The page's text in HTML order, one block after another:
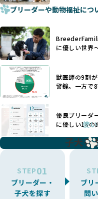
一部の営利優先のブリー
えずに大量繁殖が行われ
が見られます。さらに、
たり、栄養のない食事を
いなど、ワンちゃんの健
くありません。
また、健康リスクが予測
が行き届かない多頭飼育
ング手法は、ワンちゃん
るブリーダーによるもの
題となっています。
BreederFamiliesでは、こ
リーディングをなくすた
うに大切に飼育・繁殖を
BreederFamiliesでは、
えた6つの絶対基準と12
せん。現在、犬種は200種
たとえば、パグは呼吸器
ドール・レトリバーには
す。このような犬種ごと
できるかどうかは、ブリ
す。
優良ブリーダーは、少数
繁殖を行い、各犬種の特
犬種ごとの健康管理や繁
ことが可能です。
一方、営利優先ブリーダ
増やす傾向があり、犬種
環境を十分に考慮しない
たりストレスを抱えたり
「少数の犬種に集中」の
ブリーダーや動物福祉につ
に優しい世界
獣医師の9割
警鐘。一方で
優良ブリーダ
に優しい18の
使
子犬を
STEP01
ブリーダー・
子犬を探す
ブリ
問